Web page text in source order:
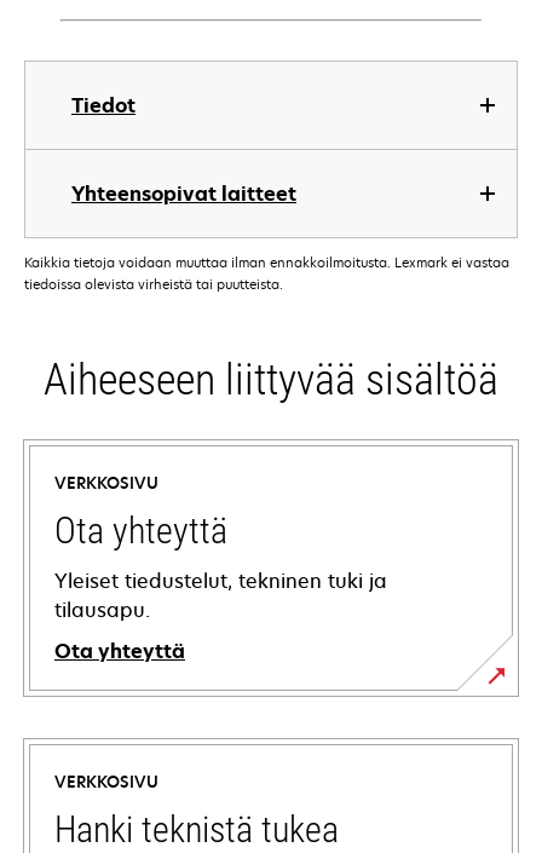
Tiedot
Yhteensopivat laitteet
Kaikkia tietoja voidaan muuttaa ilman ennakkoilmoitusta. Lexmark ei vastaa
tiedoissa olevista virheistä tai puutteista.
Aiheeseen liittyvää sisältöä
VERKKOSIVU
Ota yhteyttä
Yleiset tiedustelut, tekninen tuki ja
tilausapu.
Ota yhteyttä
VERKKOSIVU
Hanki teknistä tukea